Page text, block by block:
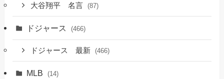
大谷翔平 名言 (87)
ドジャース (466)
ドジャース 最新 (466)
MLB (14)